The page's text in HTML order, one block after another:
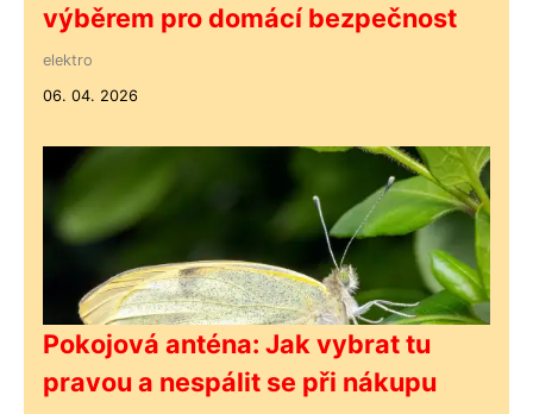
výběrem pro domácí bezpečnost
elektro
06. 04. 2026
Pokojová anténa: Jak vybrat tu
pravou a nespálit se při nákupu